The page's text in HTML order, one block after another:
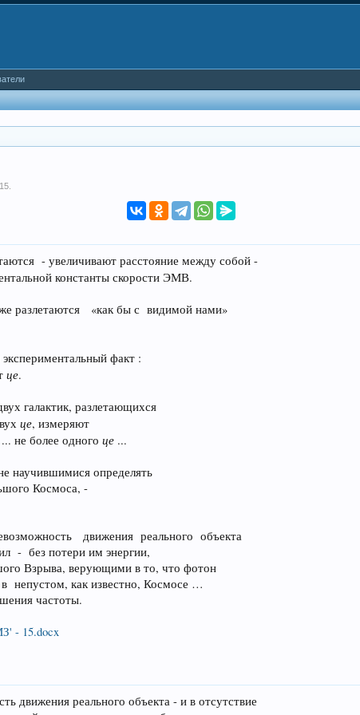
- увеличивают расстояние между собой -
константы скорости ЭМВ.
разлетаются «как бы с видимой нами»
физиками экспериментальный факт :
це.
галактик, разлетающихся
це, измеряют
не более одногоце ...
научившимися определять
Космоса, -
движения реального объекта
- без потери им энергии,
Взрыва, верующими в то, что фотон
непустом, как известно, Космосе …
частоты.
- 15.docx
движения реального объекта - и в отсутствие